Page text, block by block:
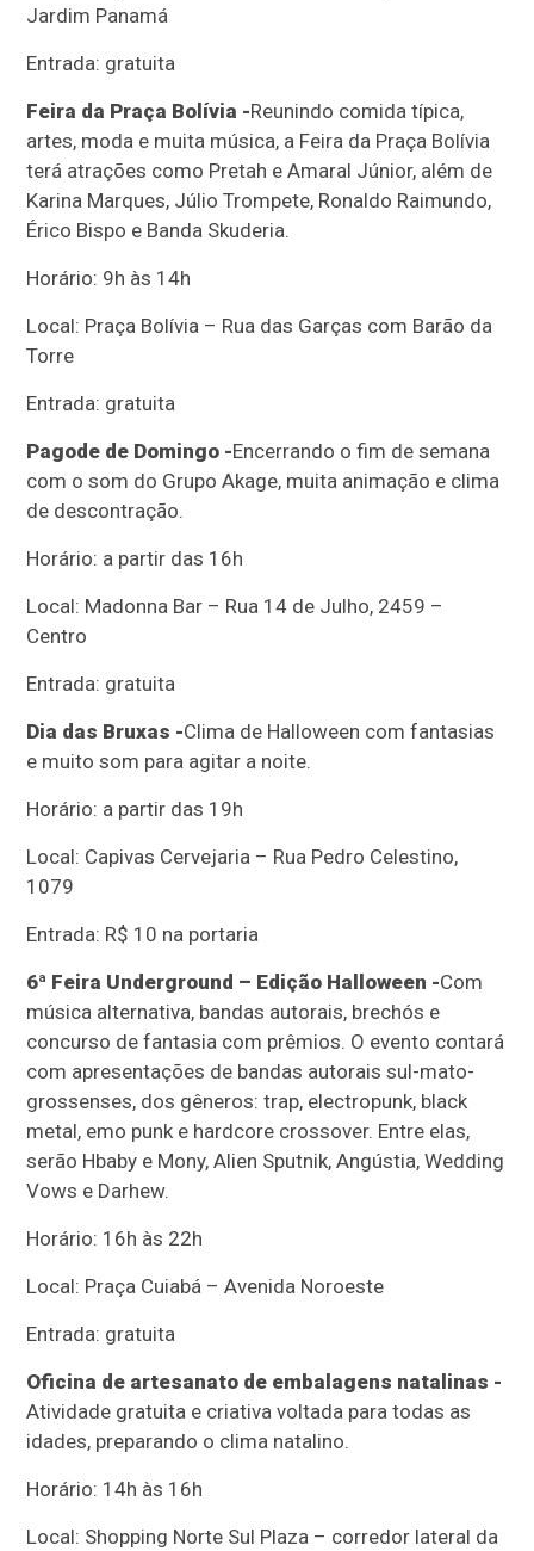
Jardim Panamá
Entrada: gratuita
Feira da Praça Bolívia -Reunindo comida típica,
artes, moda e muita música, a Feira da Praça Bolívia
terá atrações como Pretah e Amaral Júnior, além de
Karina Marques, Júlio Trompete, Ronaldo Raimundo,
Érico Bispo e Banda Skuderia.
Horário: 9h às 14h
Local: Praça Bolívia – Rua das Garças com Barão da
Torre
Entrada: gratuita
Pagode de Domingo -Encerrando o fim de semana
com o som do Grupo Akage, muita animação e clima
de descontração.
Horário: a partir das 16h
Local: Madonna Bar – Rua 14 de Julho, 2459 –
Centro
Entrada: gratuita
Dia das Bruxas -Clima de Halloween com fantasias
e muito som para agitar a noite.
Horário: a partir das 19h
Local: Capivas Cervejaria – Rua Pedro Celestino,
1079
Entrada: R$ 10 na portaria
6ª Feira Underground – Edição Halloween -Com
música alternativa, bandas autorais, brechós e
concurso de fantasia com prêmios. O evento contará
com apresentações de bandas autorais sul-mato-
grossenses, dos gêneros: trap, electropunk, black
metal, emo punk e hardcore crossover. Entre elas,
serão Hbaby e Mony, Alien Sputnik, Angústia, Wedding
Vows e Darhew.
Horário: 16h às 22h
Local: Praça Cuiabá – Avenida Noroeste
Entrada: gratuita
Oficina de artesanato de embalagens natalinas -
Atividade gratuita e criativa voltada para todas as
idades, preparando o clima natalino.
Horário: 14h às 16h
Local: Shopping Norte Sul Plaza – corredor lateral da